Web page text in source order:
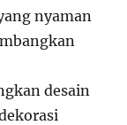
nyaman
desain